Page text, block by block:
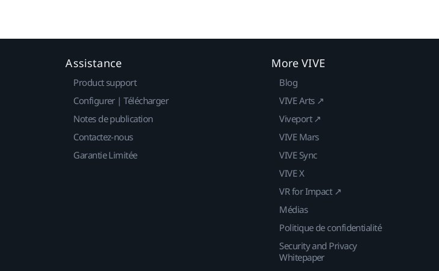
Assistance
Product support
Configurer | Télécharger
Notes de publication
Contactez-nous
Garantie Limitée
More VIVE
Blog
VIVE Arts ↗
Viveport ↗
VIVE Mars
VIVE Sync
VIVE X
VR for Impact ↗
Médias
Politique de confidentialité
Security and Privacy
Whitepaper